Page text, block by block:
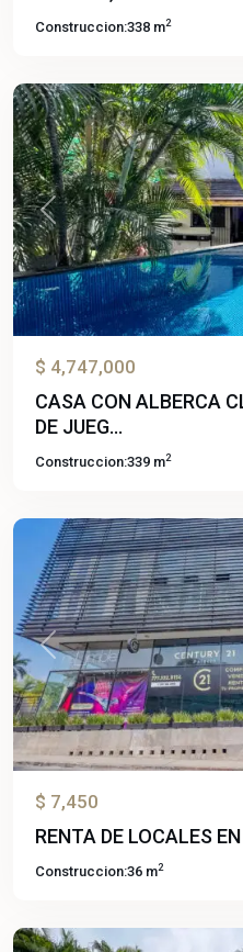
Construccion:338 m2
Previous
$ 4,747,000
CASA CON ALBERCA
DE JUEG...
Construccion:339 m2
Chapultepec,
Previous
$ 7,450
RENTA DE LOCALES
Construccion:36 m2
Bugambilias,